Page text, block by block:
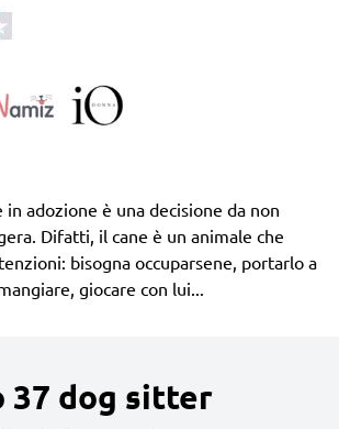
in adozione è una decisione da non
Difatti, il cane è un animale che
bisogna occuparsene, portarlo a
giocare con lui...
37 dog sitter